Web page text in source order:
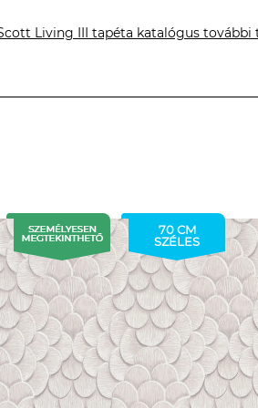
Living III tapéta katalógus további
70 CM
SZÉLES